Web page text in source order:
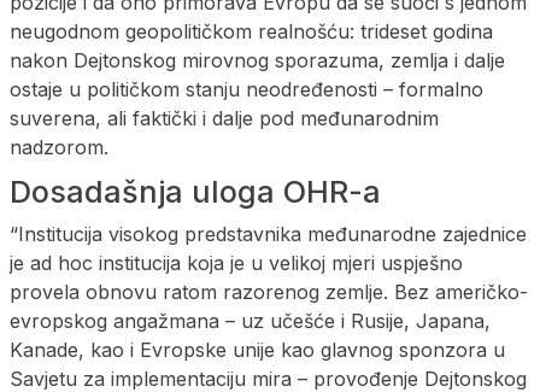
neugodnom geopolitičkom realnošću: trideset godina
nakon Dejtonskog mirovnog sporazuma, zemlja i dalje
ostaje u političkom stanju neodređenosti – formalno
suverena, ali faktički i dalje pod međunarodnim
nadzorom.
Dosadašnja uloga OHR-a
“Institucija visokog predstavnika međunarodne zajednice
je ad hoc institucija koja je u velikoj mjeri uspješno
provela obnovu ratom razorenog zemlje. Bez američko-
evropskog angažmana – uz učešće i Rusije, Japana,
Kanade, kao i Evropske unije kao glavnog sponzora u
Savjetu za implementaciju mira – provođenje Dejtonskog